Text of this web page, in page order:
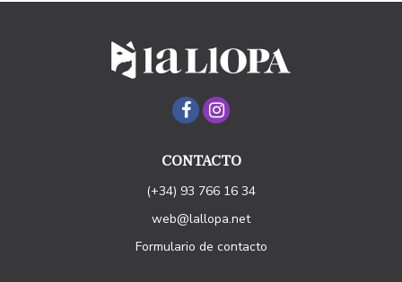
CONTACTO
(+34) 93 766 16 34
web@lallopa.net
Formulario de contacto